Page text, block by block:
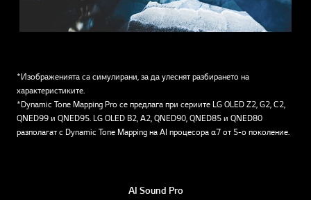
*Изображенията са симулирани, за да улеснят разбирането на
характеристиките.
*Dynamic Tone Mapping Pro се предлага при сериите LG OLED Z2, G2, C2,
QNED99 и QNED95. LG OLED B2, A2, QNED90, QNED85 и QNED80
разполагат с Dynamic Tone Mapping на AI процесора α7 от 5-о поколение.
AI Sound Pro